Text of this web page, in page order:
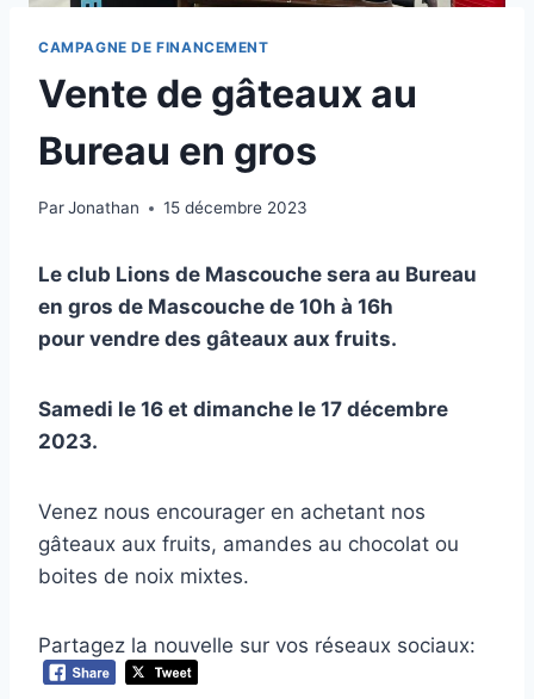
CAMPAGNE DE FINANCEMENT
Vente de gâteaux au
Bureau en gros
ParJonathan 15 décembre 2023
Le club Lions de Mascouche sera au Bureau
en gros de Mascouche de 10h à 16h
pour vendre des gâteaux aux fruits.
Samedi le 16 et dimanche le 17 décembre
2023.
Venez nous encourager en achetant nos
gâteaux aux fruits, amandes au chocolat ou
boites de noix mixtes.
Partagez la nouvelle sur vos réseaux sociaux: